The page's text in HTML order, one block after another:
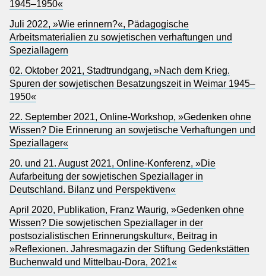
1945–1950«
Juli 2022, »Wie erinnern?«, Pädagogische
Arbeitsmaterialien zu sowjetischen verhaftungen und
Speziallagern
02. Oktober 2021, Stadtrundgang, »Nach dem Krieg.
Spuren der sowjetischen Besatzungszeit in Weimar 1945–
1950«
22. September 2021, Online-Workshop, »Gedenken ohne
Wissen? Die Erinnerung an sowjetische Verhaftungen und
Speziallager«
20. und 21. August 2021, Online-Konferenz, »Die
Aufarbeitung der sowjetischen Speziallager in
Deutschland. Bilanz und Perspektiven«
April 2020, Publikation, Franz Waurig, »Gedenken ohne
Wissen? Die sowjetischen Speziallager in der
postsozialistischen Erinnerungskultur«, Beitrag in
»Reflexionen. Jahresmagazin der Stiftung Gedenkstätten
Buchenwald und Mittelbau-Dora, 2021«